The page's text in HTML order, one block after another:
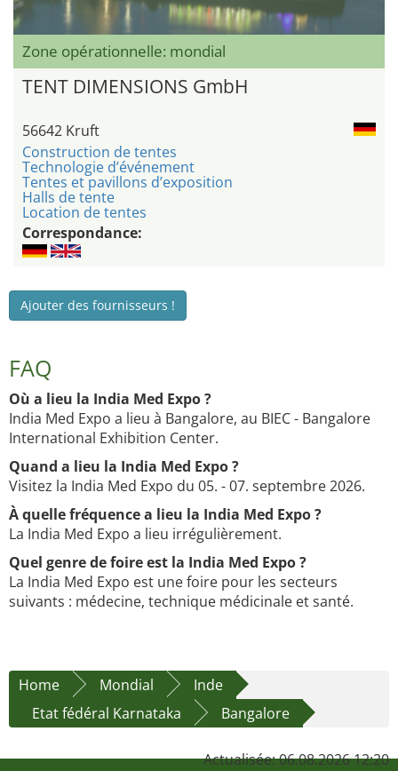
Zone opérationnelle: mondial
TENT DIMENSIONS GmbH
56642 Kruft
Construction de tentes
Technologie d’événement
Tentes et pavillons d’exposition
Halls de tente
Location de tentes
Correspondance:
Ajouter des fournisseurs !
FAQ
Où a lieu la India Med Expo ?
India Med Expo a lieu à Bangalore, au BIEC - Bangalore
International Exhibition Center.
Quand a lieu la India Med Expo ?
Visitez la India Med Expo du 05. - 07. septembre 2026.
À quelle fréquence a lieu la India Med Expo ?
La India Med Expo a lieu irrégulièrement.
Quel genre de foire est la India Med Expo ?
La India Med Expo est une foire pour les secteurs
suivants : médecine, technique médicinale et santé.
Home Mondial
Inde
Etat fédéral Karnataka
Bangalore
Actualisée: 06.08.2026 12:20